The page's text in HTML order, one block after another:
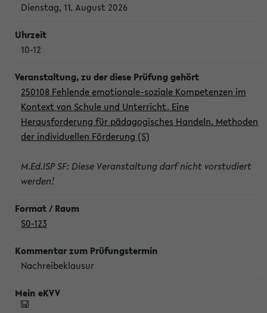
Dienstag, 11. August 2026
10-12
250108 Fehlende emotionale-soziale Kompetenzen im
Kontext von Schule und Unterricht. Eine
Herausforderung für pädagogisches Handeln. Methoden
der individuellen Förderung (S)
M.Ed.ISP SF: Diese Veranstaltung darf nicht vorstudiert
werden!
S0-123
Nachreibeklausur